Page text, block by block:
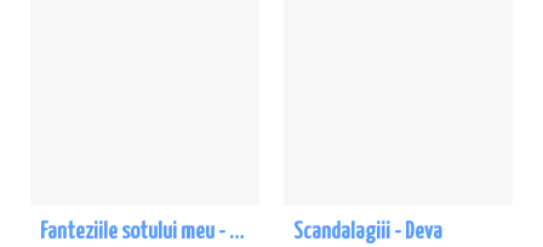
Fanteziile sotului meu - Deva Scandalagiii - Deva